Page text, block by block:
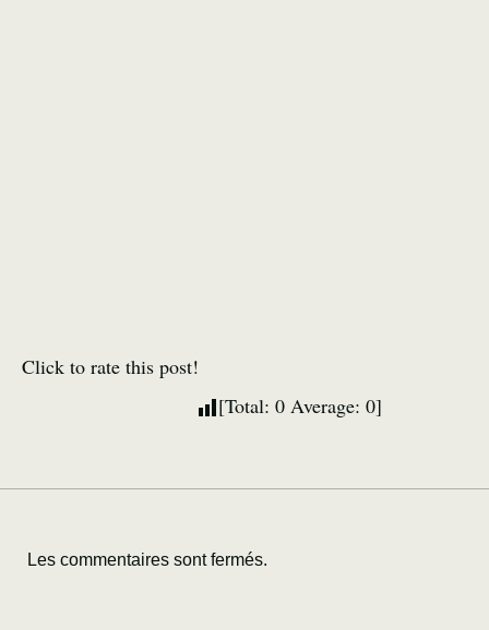
Click to rate this post!
[Total: 0 Average: 0]
Les commentaires sont fermés.